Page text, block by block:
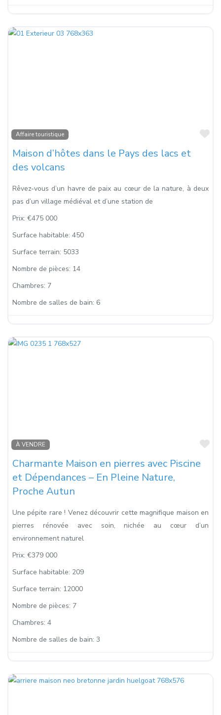
Affaire touristique
Maison d’hôtes dans le Pays des lacs et
des volcans
Rêvez-vous d’un havre de paix au cœur de la nature, à deux
pas d’un village médiéval et d’une station de
Prix: €475 000
Surface habitable: 450
Surface terrain: 5033
Nombre de pièces: 14
Chambres: 7
Nombre de salles de bain: 6
À VENDRE
Charmante Maison en pierres avec Piscine
et Dépendances – En Pleine Nature,
Proche Autun
Une pépite rare ! Venez découvrir cette magnifique maison en
pierres rénovée avec soin, nichée au cœur d’un
environnement naturel
Prix: €379 000
Surface habitable: 209
Surface terrain: 12000
Nombre de pièces: 7
Chambres: 4
Nombre de salles de bain: 3